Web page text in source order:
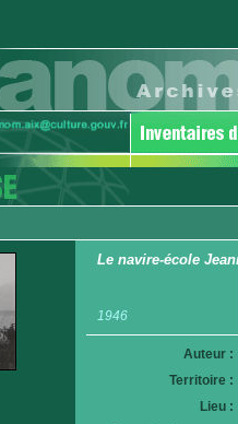
Le navire-école
1946
Auteur :
Territoire :
Lieu :